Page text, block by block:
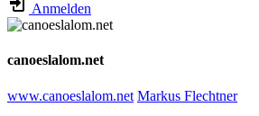
Anmelden
canoeslalom.net
www.canoeslalom.net Markus Flechtner